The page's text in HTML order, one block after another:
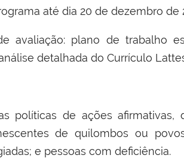
até dia 20 de dezembro de
plano de trabalho
detalhada do Currículo
políticas de ações afirmativas,
de quilombos ou
e pessoas com deficiência.